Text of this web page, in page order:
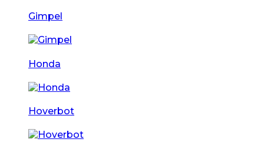
Gimpel
Honda
Hoverbot